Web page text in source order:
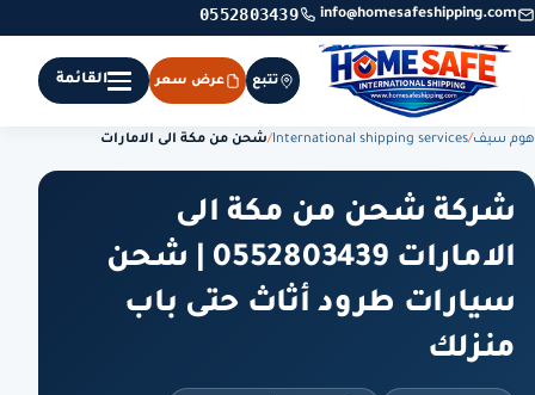
info@homesafeshipping.com
0552803439
تتبع عرض سعر القائمة
هوم سيف/
International shipping services
/شحن من مكة الى الامارات
شركة شحن من مكة الى
الامارات 0552803439 | شحن
سيارات طرود أثاث حتى باب
منزلك